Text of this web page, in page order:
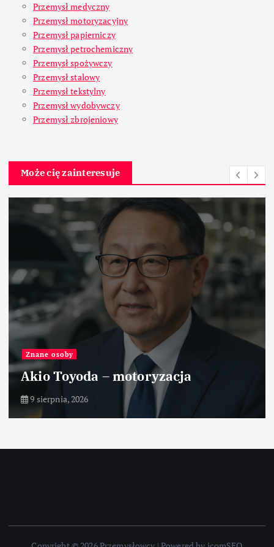
Przemysł medyczny
Przemysł motoryzacyjny
Przemysł papierniczy
Przemysł petrochemiczny
Przemysł spożywczy
Przemysł stalowy
Przemysł tekstylny
Przemysł wydobywczy
Przemysł zbrojeniowy
Może cię zainteresuje
Znane osoby
Akio Toyoda – motoryzacja
9 sierpnia, 2026